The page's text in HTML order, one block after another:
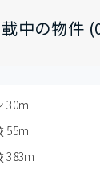
中の物件
30m
55m
383m